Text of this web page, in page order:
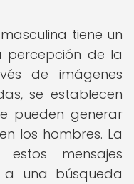
tiene un
percepción de la
de imágenes
se establecen
pueden generar
los hombres. La
mensajes
a una búsqueda